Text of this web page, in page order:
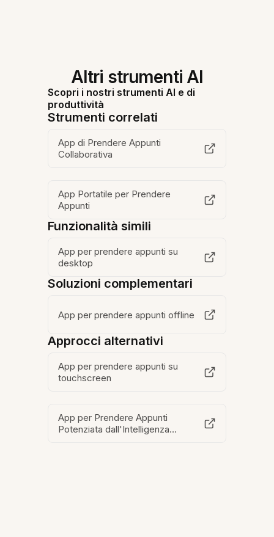
Altri strumenti AI
Scopri i nostri strumenti AI e di
produttività
Strumenti correlati
App di Prendere Appunti
Collaborativa
App Portatile per Prendere
Appunti
Funzionalità simili
App per prendere appunti su
desktop
Soluzioni complementari
App per prendere appunti offline
Approcci alternativi
App per prendere appunti su
touchscreen
App per Prendere Appunti
Potenziata dall'Intelligenza